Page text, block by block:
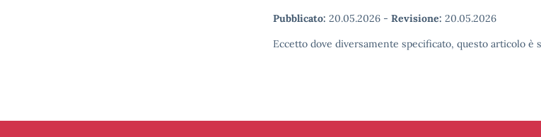
Pubblicato: 20.05.2026 - Revisione: 20.05.2026
Eccetto dove diversamente specificato, questo articolo